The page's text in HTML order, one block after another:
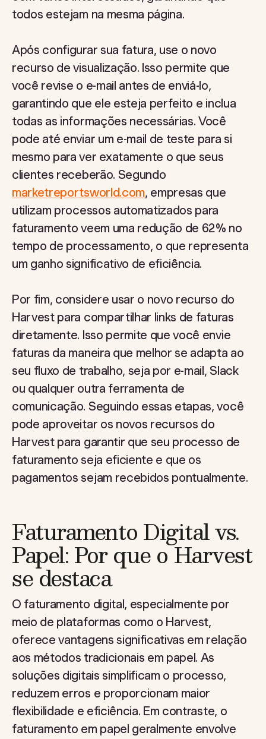
todos estejam na mesma página.
Após configurar sua fatura, use o novo
recurso de visualização. Isso permite que
você revise o e-mail antes de enviá-lo,
garantindo que ele esteja perfeito e inclua
todas as informações necessárias. Você
pode até enviar um e-mail de teste para si
mesmo para ver exatamente o que seus
clientes receberão. Segundo
marketreportsworld.com, empresas que
utilizam processos automatizados para
faturamento veem uma redução de 62% no
tempo de processamento, o que representa
um ganho significativo de eficiência.
Por fim, considere usar o novo recurso do
Harvest para compartilhar links de faturas
diretamente. Isso permite que você envie
faturas da maneira que melhor se adapta ao
seu fluxo de trabalho, seja por e-mail, Slack
ou qualquer outra ferramenta de
comunicação. Seguindo essas etapas, você
pode aproveitar os novos recursos do
Harvest para garantir que seu processo de
faturamento seja eficiente e que os
pagamentos sejam recebidos pontualmente.
Faturamento Digital vs.
Papel: Por que o Harvest
se destaca
O faturamento digital, especialmente por
meio de plataformas como o Harvest,
oferece vantagens significativas em relação
aos métodos tradicionais em papel. As
soluções digitais simplificam o processo,
reduzem erros e proporcionam maior
flexibilidade e eficiência. Em contraste, o
faturamento em papel geralmente envolve